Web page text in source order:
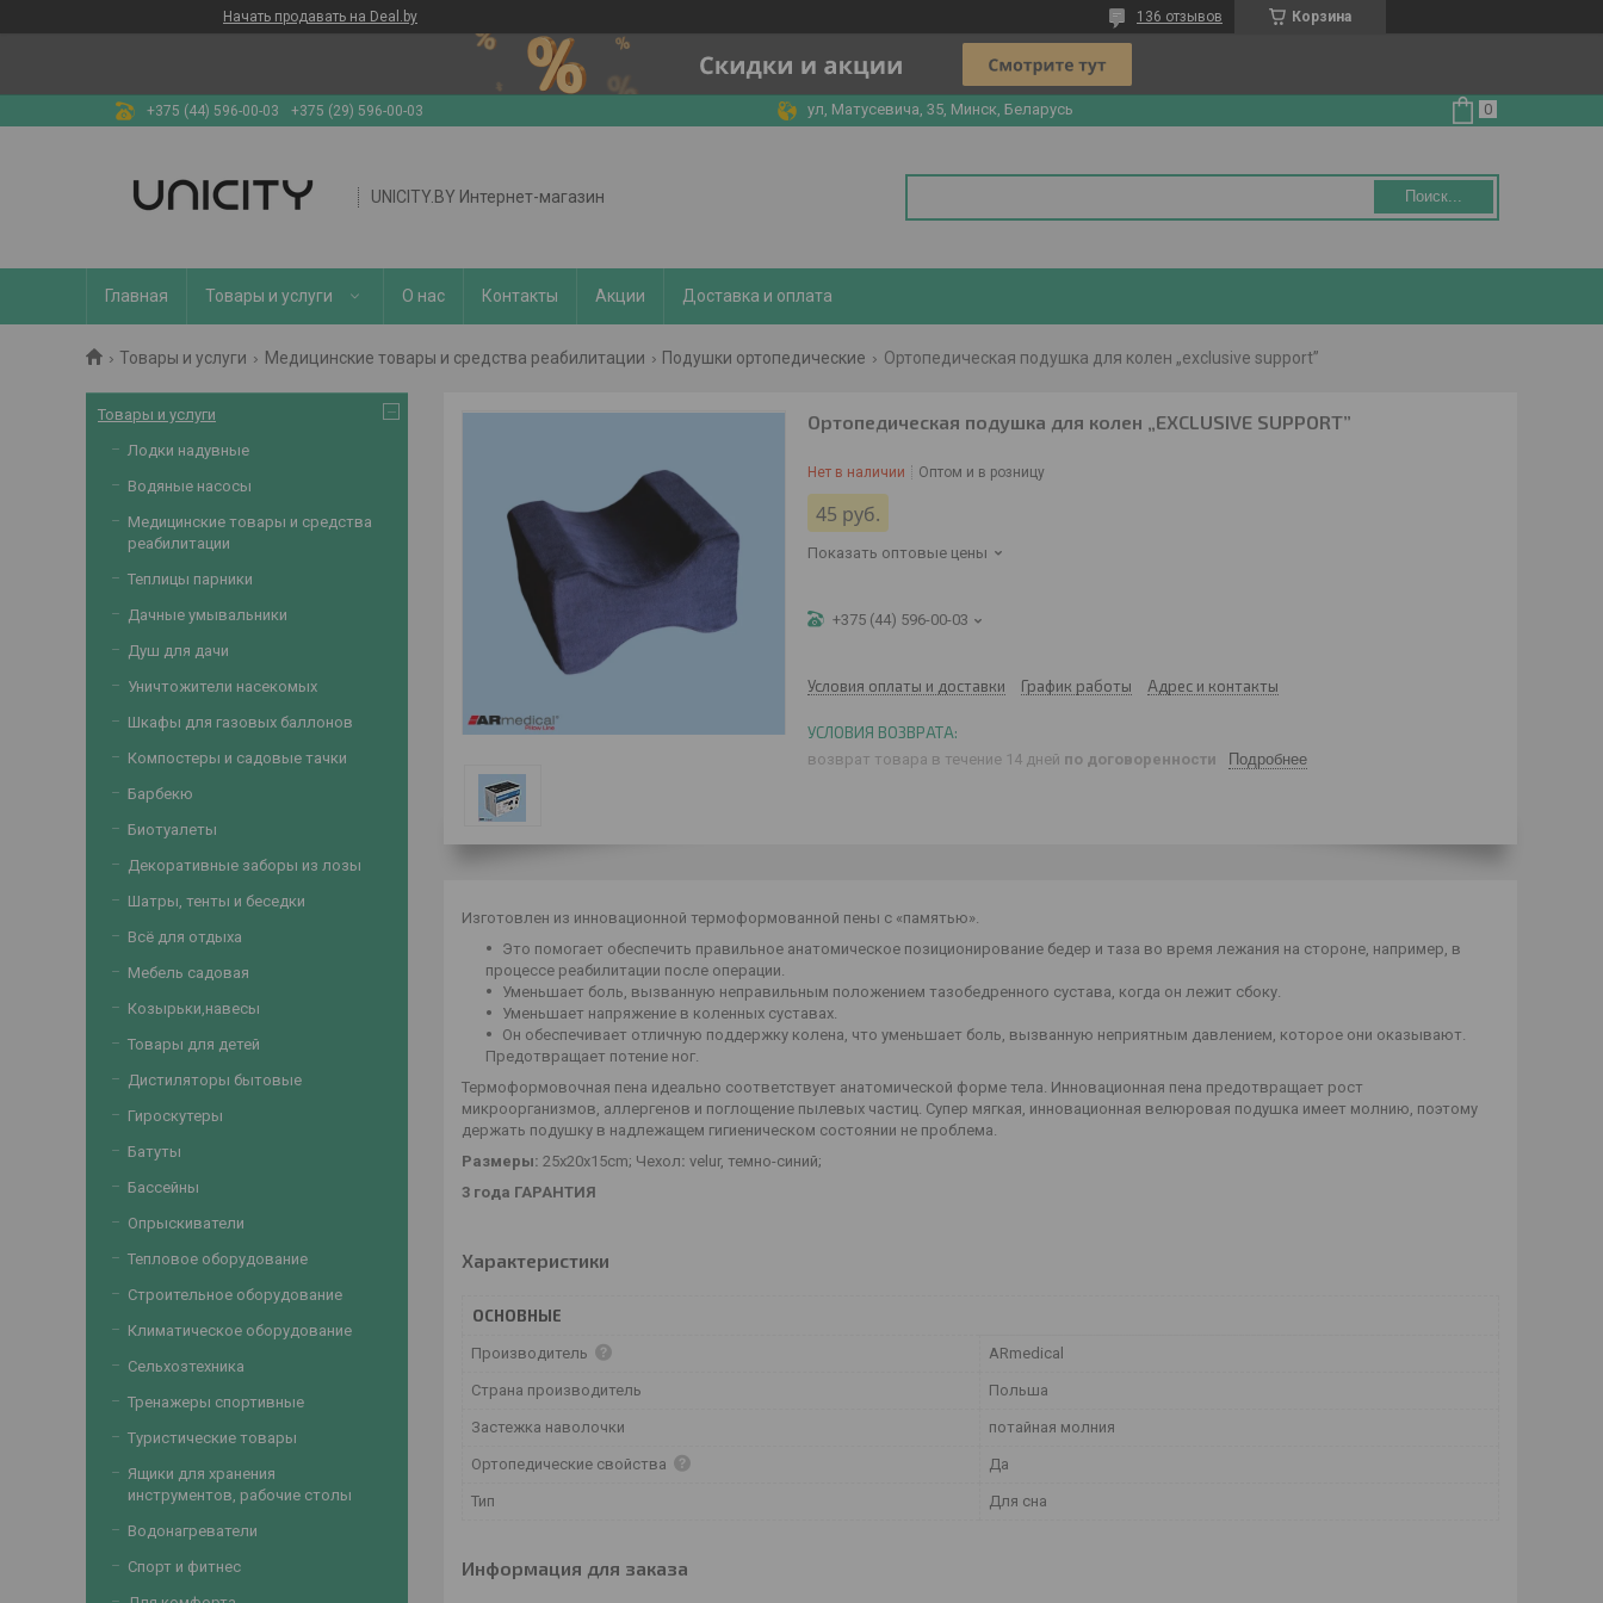
Начать продавать на Deal.by Корзина
136 отзывов
+375 (44) 596-00-03 +375 (29) 596-00-03 ул, Матусевича, 35, Минск, Беларусь
UNICITY.BY Интернет-магазин Поиск...
Главная Товары и услуги О нас Контакты Акции Доставка и оплата
Товары и услуги Медицинские товары и средства реабилитации Подушки ортопедические Ортопедическая подушка для колен „exclusive support”
Ортопедическая подушка для колен „EXCLUSIVE SUPPORT”
Нет в наличии Оптом и в розницу
45 руб.
Показать оптовые цены
+375 (44) 596-00-03
Условия оплаты и доставки График работы Адрес и контакты
возврат товара в течение 14 дней по договоренности Подробнее
Изготовлен из инновационной термоформованной пены с «памятью».
Это помогает обеспечить правильное анатомическое позиционирование бедер и таза во время лежания на стороне, например, в
процессе реабилитации после операции.
Уменьшает боль, вызванную неправильным положением тазобедренного сустава, когда он лежит сбоку.
Уменьшает напряжение в коленных суставах.
Он обеспечивает отличную поддержку колена, что уменьшает боль, вызванную неприятным давлением, которое они оказывают.
Предотвращает потение ног.
Термоформовочная пена идеально соответствует анатомической форме тела. Инновационная пена предотвращает рост
микроорганизмов, аллергенов и поглощение пылевых частиц. Супер мягкая, инновационная велюровая подушка имеет молнию, поэтому
держать подушку в надлежащем гигиеническом состоянии не проблема.
Размеры: 25x20x15cm; Чехол: velur, темно-синий;
3 года ГАРАНТИЯ
Характеристики
ОСНОВНЫЕ
Производитель ARmedical
Страна производитель Польша
Застежка наволочки потайная молния
Ортопедические свойства Да
Тип Для сна
Информация для заказа
Товары и услуги
Лодки надувные
Водяные насосы
Медицинские товары и средства
реабилитации
Теплицы парники
Дачные умывальники
Душ для дачи
Уничтожители насекомых
Шкафы для газовых баллонов
Компостеры и садовые тачки
Барбекю
Биотуалеты
Декоративные заборы из лозы
Шатры, тенты и беседки
Всё для отдыха
Мебель садовая
Козырьки,навесы
Товары для детей
Дистиляторы бытовые
Гироскутеры
Батуты
Бассейны
Опрыскиватели
Тепловое оборудование
Строительное оборудование
Климатическое оборудование
Сельхозтехника
Тренажеры спортивные
Туристические товары
Ящики для хранения
инструментов, рабочие столы
Водонагреватели
Спорт и фитнес